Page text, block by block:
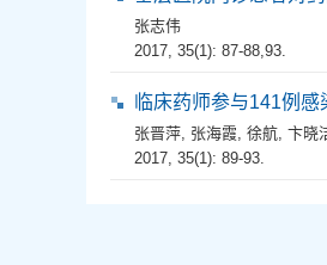
张志伟
2017, 35(1): 87-88,93.
临床药师参与141例
张晋萍, 张海霞, 徐航, 卞晓
2017, 35(1): 89-93.